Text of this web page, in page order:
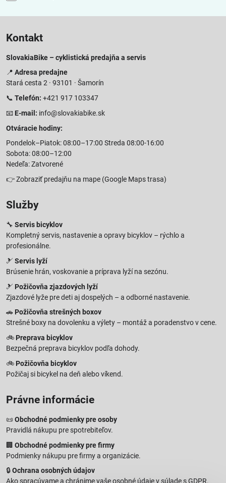
Kontakt
SlovakiaBike – cyklistická predajňa a servis
📍 Adresa predajne
Stará cesta 2 · 93101 · Šamorín
📞 Telefón: +421 917 103347
📧 E-mail: info@slovakiabike.sk
Otváracie hodiny:
Pondelok–Piatok: 08:00–17:00 Streda 08:00-16:00
Sobota: 08:00–12:00
Nedeľa: Zatvorené
👉Zobraziť predajňu na mape (Google Maps trasa)
Služby
🔧 Servis bicyklov
Kompletný servis, nastavenie a opravy bicyklov – rýchlo a
profesionálne.
🎿 Servis lyží
Brúsenie hrán, voskovanie a príprava lyží na sezónu.
🎿 Požičovňa zjazdových lyží
Zjazdové lyže pre deti aj dospelých – a odborné nastavenie.
🚗 Požičovňa strešných boxov
Strešné boxy na dovolenku a výlety – montáž a poradenstvo v cene.
🚲 Preprava bicyklov
Bezpečná preprava bicyklov podľa dohody.
🚲 Požičovňa bicyklov
Požičaj si bicykel na deň alebo víkend.
Právne informácie
📜 Obchodné podmienky pre osoby
Pravidlá nákupu pre spotrebiteľov.
🏢 Obchodné podmienky pre firmy
Podmienky nákupu pre firmy a organizácie.
🔒Ochrana osobných údajov
Ako spracúvame a chránime vaše osobné údaje v súlade s GDPR.